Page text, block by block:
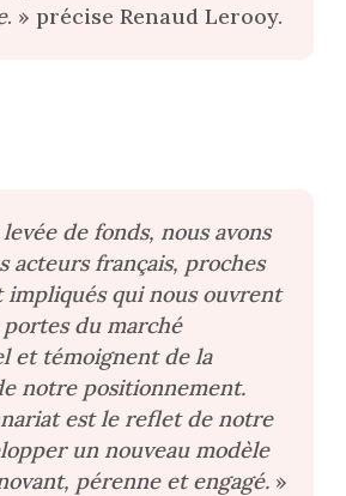
. » précise Renaud Lerooy.
de fonds, nous avons
acteurs français, proches
qui nous ouvrent
du marché
et témoignent de la
notre positionnement.
est le reflet de notre
un nouveau modèle
pérenne et engagé.»